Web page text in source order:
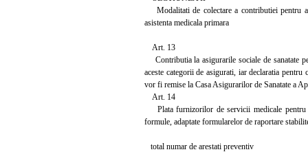
Modalitati de colectare a contributiei pentru
asistenta medicala primara
Art. 13
Contributia la asigurarile sociale de sanatate
aceste categorii de asigurati, iar declaratia
vor fi remise la Casa Asigurarilor de Sanatate a
Art. 14
Plata furnizorilor de servicii medicale pentru
formule, adaptate formularelor de raportare
total numar de arestati preventiv